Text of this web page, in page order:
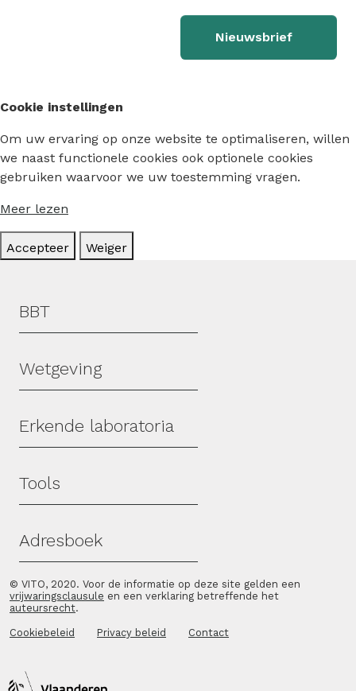
Nieuwsbrief
Cookie instellingen
Om uw ervaring op onze website te optimaliseren, willen
we naast functionele cookies ook optionele cookies
gebruiken waarvoor we uw toestemming vragen.
Meer lezen
Accepteer Weiger
Hoofdmenu
BBT
Wetgeving
Erkende laboratoria
Tools
Adresboek
© VITO, 2020. Voor de informatie op deze site gelden een
vrijwaringsclausule en een verklaring betreffende het
auteursrecht.
Cookiebeleid Privacy beleid Contact